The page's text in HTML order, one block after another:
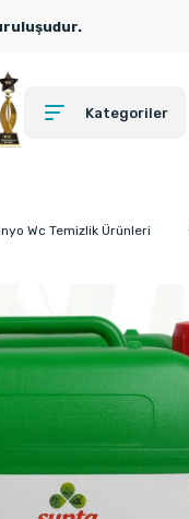
Kategoriler
Wc Temizlik Ürünleri